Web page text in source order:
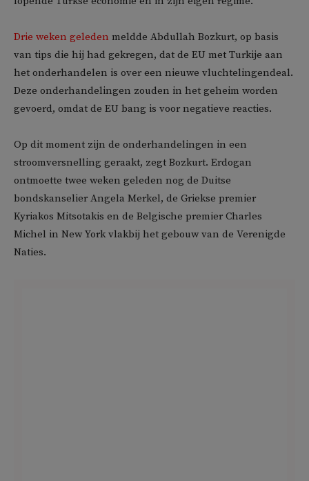
Drie weken geleden meldde Abdullah Bozkurt, op basis
van tips die hij had gekregen, dat de EU met Turkije aan
het onderhandelen is over een nieuwe vluchtelingendeal.
Deze onderhandelingen zouden in het geheim worden
gevoerd, omdat de EU bang is voor negatieve reacties.
Op dit moment zijn de onderhandelingen in een
stroomversnelling geraakt, zegt Bozkurt. Erdogan
ontmoette twee weken geleden nog de Duitse
bondskanselier Angela Merkel, de Griekse premier
Kyriakos Mitsotakis en de Belgische premier Charles
Michel in New York vlakbij het gebouw van de Verenigde
Naties.